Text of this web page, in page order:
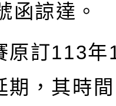
函諒達。
原訂113年
期，其時